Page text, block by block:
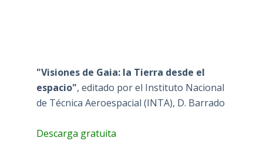
"Visiones de Gaia: la Tierra desde el
espacio", editado por el Instituto Nacional
de Técnica Aeroespacial (INTA), D. Barrado
Descarga gratuita